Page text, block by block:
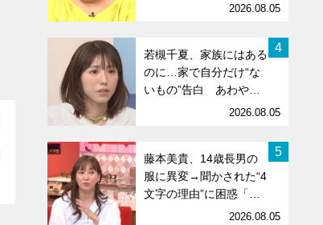
2026.08.05
4
若槻千夏、家族にはある
のに…家で自分だけ“な
いもの”告白 あわや…
2026.08.05
5
藤本美貴、14歳長男の
服に異変→聞かされた“4
文字の理由”に困惑「…
2026.08.05